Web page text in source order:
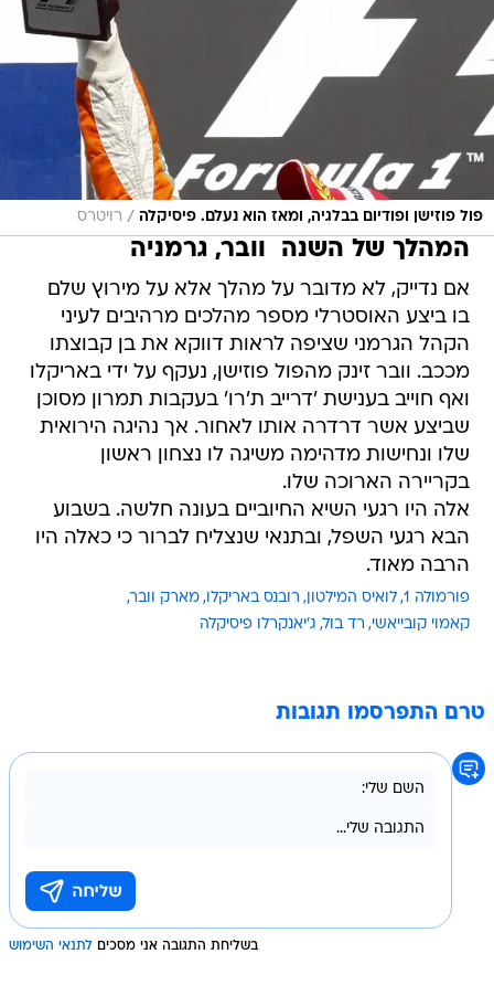
פול פוזישן ופודיום בבלגיה, ומאז הוא נעלם. פיסיקלה / רויטרס
המהלך של השנה  וובר, גרמניה
אם נדייק, לא מדובר על מהלך אלא על מירוץ שלם
בו ביצע האוסטרלי מספר מהלכים מרהיבים לעיני
הקהל הגרמני שציפה לראות דווקא את בן קבוצתו
מככב. וובר זינק מהפול פוזישן, נעקף על ידי באריקלו
ואף חוייב בענישת 'דרייב ת'רו' בעקבות תמרון מסוכן
שביצע אשר דרדרה אותו לאחור. אך נהיגה הירואית
שלו ונחישות מדהימה משיגה לו נצחון ראשון
בקריירה הארוכה שלו.
אלה היו רגעי השיא החיוביים בעונה חלשה. בשבוע
הבא רגעי השפל, ובתנאי שנצליח לברור כי כאלה היו
הרבה מאוד.
פורמולה 1 לואיס המילטון רובנס באריקלו מארק וובר
קאמוי קובייאשי רד בול ג'יאנקרלו פיסיקלה
טרם התפרסמו תגובות
בשליחת התגובה אני מסכים לתנאי השימוש